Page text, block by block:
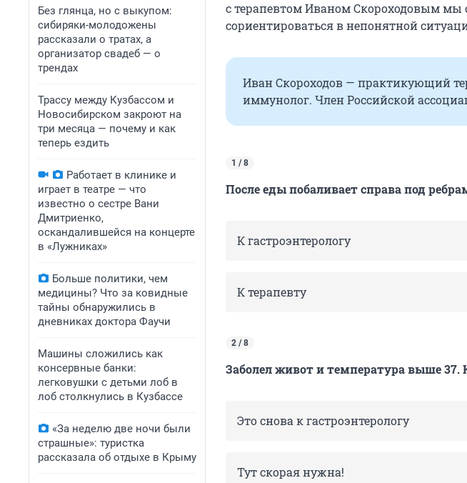
Без глянца, но с выкупом:
сибиряки-молодожены
рассказали о тратах, а
организатор свадеб — о
трендах
Трассу между Кузбассом и
Новосибирском закроют на
три месяца — почему и как
теперь ездить
Работает в клинике и
играет в театре — что
известно о сестре Вани
Дмитриенко,
оскандалившейся на концерте
в «Лужниках»
Больше политики, чем
медицины? Что за ковидные
тайны обнаружились в
дневниках доктора Фаучи
Машины сложились как
консервные банки:
легковушки с детьми лоб в
лоб столкнулись в Кузбассе
«За неделю две ночи были
страшные»: туристка
рассказала об отдыхе в Крыму
с терапевтом Иваном Скороходовым мы
сориентироваться в непонятной
Иван Скороходов — практикующий
иммунолог. Член Российской
1 / 8
После еды побаливает справа под
К гастроэнтерологу
К терапевту
2 / 8
Заболел живот и температура выше 37.
Это снова к гастроэнтерологу
Тут скорая нужна!